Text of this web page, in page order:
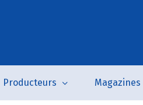
Producteurs Magazines